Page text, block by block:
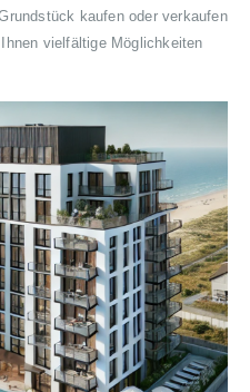
kaufen oder verkaufen
vielfältige Möglichkeiten